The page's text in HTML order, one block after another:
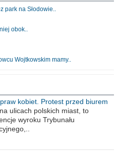
park na Słodowie..
obok..
Wojtkowskim mamy..
kobiet. Protest przed biurem
PiSulicach polskich miast, to
wyroku Trybunału